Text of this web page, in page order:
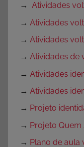
→ Atividades
→ Atividades
→ Atividades
→ Atividades de
→ Atividades
→ Atividades
→ Projeto
→ Projeto Quem
→ Plano de aula